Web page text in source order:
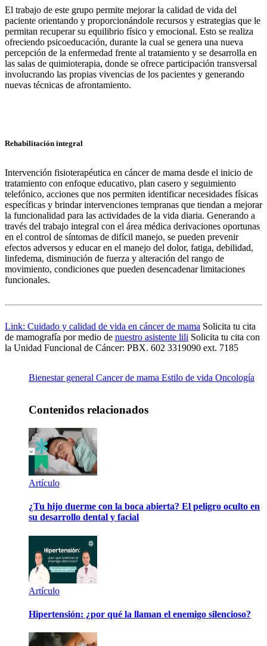
El trabajo de este grupo permite mejorar la calidad de vida del
paciente orientando y proporcionándole recursos y estrategias que le
permitan recuperar su equilibrio físico y emocional. Esto se realiza
ofreciendo psicoeducación, durante la cual se genera una nueva
percepción de la enfermedad frente al tratamiento y se desarrolla en
las salas de quimioterapia, donde se ofrece participación transversal
involucrando las propias vivencias de los pacientes y generando
nuevas técnicas de afrontamiento.
Rehabilitación integral
Intervención fisioterapéutica en cáncer de mama desde el inicio de
tratamiento con enfoque educativo, plan casero y seguimiento
telefónico, acciones que nos permiten identificar necesidades físicas
específicas y brindar intervenciones tempranas que tiendan a mejorar
la funcionalidad para las actividades de la vida diaria. Generando a
través del trabajo integral con el área médica derivaciones oportunas
en el control de síntomas de difícil manejo, se pueden prevenir
efectos adversos y educar en el manejo del dolor, fatiga, debilidad,
linfedema, disminución de fuerza y alteración del rango de
movimiento, condiciones que pueden desencadenar limitaciones
funcionales.
Link: Cuidado y calidad de vida en cáncer de mama Solicita tu cita
de mamografía por medio de nuestro asistente lili Solicita tu cita con
la Unidad Funcional de Cáncer: PBX. 602 3319090 ext. 7185
Bienestar general Cancer de mama Estilo de vida Oncología
Contenidos relacionados
Artículo
¿Tu hijo duerme con la boca abierta? El peligro oculto en
su desarrollo dental y facial
Artículo
Hipertensión: ¿por qué la llaman el enemigo silencioso?